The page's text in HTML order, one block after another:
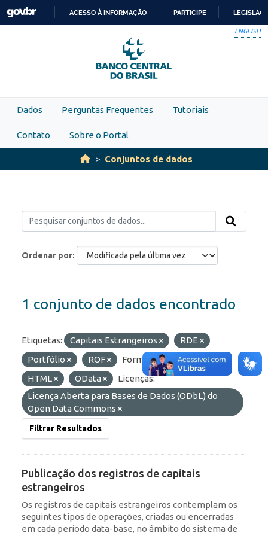
Skip to main content
PARA
O
CONTEÚDO
ACESSO À INFORMAÇÃO PARTICIPE
ENGLISH
Dados Perguntas Frequentes Tutoriais
Contato Sobre o Portal
Conjuntos de dados
Ordenar por
1 conjunto de dados encontrado
Etiquetas: Capitais Estrangeiros
RDE
Portfólio
ROF Formatos:
API
HTML
OData
Licenças:
Licença Aberta para Bases de Dados (ODbL) do
Open Data Commons
Filtrar Resultados
Publicação dos registros de capitais
estrangeiros
Os registros de capitais estrangeiros contemplam os
seguintes tipos de operações, criadas ou encerradas
em cada período data-base, no âmbito do sistema de